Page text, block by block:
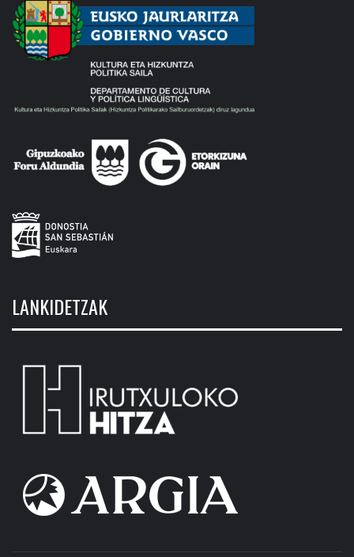
LANKIDETZAK